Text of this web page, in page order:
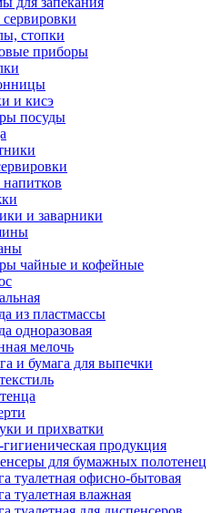
стопки
приборы
и кисэ
посуды
и заварники
чайные и кофейные
из пластмассы
одноразовая
мелочь
и бумага для выпечки
и прихватки
продукция
для бумажных полотенец
туалетная офисно-бытовая
туалетная влажная